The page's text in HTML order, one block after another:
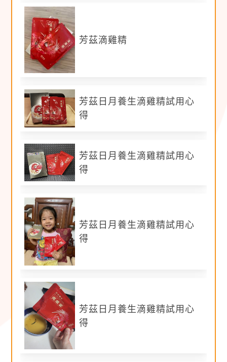
※照片：至少拍攝 6 張以上
畫面上不使用貼圖等裝飾，濾鏡請勿過重），實
際使用照 (人+商品)，勿使用官網照片
※文字及照片需無條件同意授權給客戶宣傳使用。
1.若以下違規字 直接與產品做連結會觸犯到法
規：
功能、術後休養、不長胖、只留營養不留豐滿、
孕期養胎、養胎不養肉、哺乳、補充奶水營養、
發奶、小分子高蛋白、豐富蛋白、含優質蛋白、
正確範例：全民動起來，補充關鍵營養。 日月
養生滴雞精，呵護全家人健康。滴雞精含有蛋白
質、總支鏈胺基酸、膠原蛋白。
錯誤範例：喝滴雞精
身體狀況或直述身體器官易屬違規) /滴雞精含
【參加資格】
符合以下3項之一即可報名：
1.孕媽咪
芳茲滴雞精
芳茲日月養生滴雞精試用心
得
芳茲日月養生滴雞精試用心
得
芳茲日月養生滴雞精試用心
得
芳茲日月養生滴雞精試用心
得